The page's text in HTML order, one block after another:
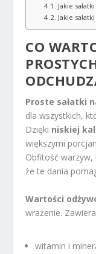
Jakie
Jakie
CO
Proste sałatki
dla wszystkich,
Dzięki niskiej
większymi
Obfitość warzyw,
że te dania
Wartości
wrażenie.
witamin i